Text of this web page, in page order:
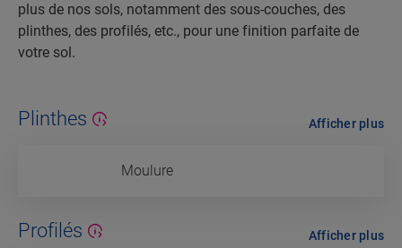
plus de nos sols, notamment des sous-couches, des
plinthes, des profilés, etc., pour une finition parfaite de
votre sol.
Plinthes
Moulure
Afficher plus
Profilés Afficher plus